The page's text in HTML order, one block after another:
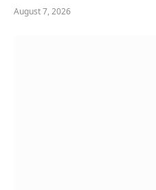
August 7, 2026